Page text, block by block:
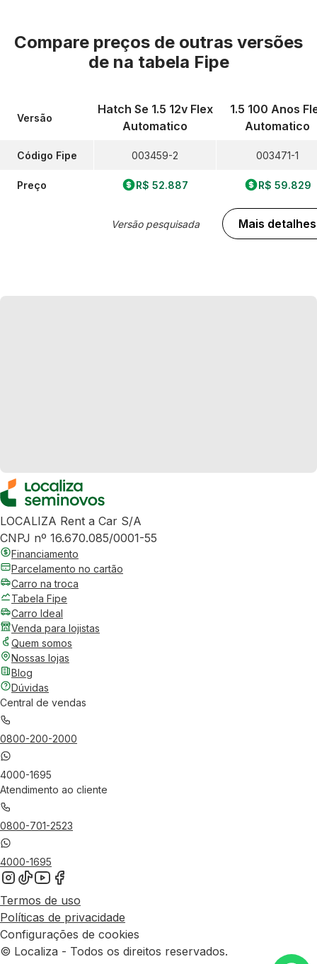
Compare preços de outras versões
de na tabela Fipe
Versão
Código Fipe
Preço
Hatch Se 1.5 12v Flex
Automatico
003459-2
R$ 52.887
Versão pesquisada
1.5 100 Anos
Automatico
003471-1
R$ 59.829
Mais detalhes
LOCALIZA Rent a Car S/A
CNPJ nº 16.670.085/0001-55
Financiamento
Parcelamento no cartão
Carro na troca
Tabela Fipe
Carro Ideal
Venda para lojistas
Quem somos
Nossas lojas
Blog
Dúvidas
Central de vendas
0800-200-2000
4000-1695
Atendimento ao cliente
0800-701-2523
4000-1695
Termos de uso
Políticas de privacidade
Configurações de cookies
© Localiza - Todos os direitos reservados.